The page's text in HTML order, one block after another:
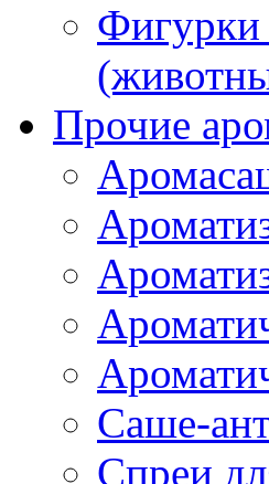
Фигурки
Прочие
Саше-
Спреи